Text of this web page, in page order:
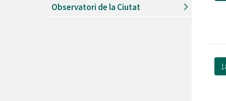
Observatori de la Ciutat